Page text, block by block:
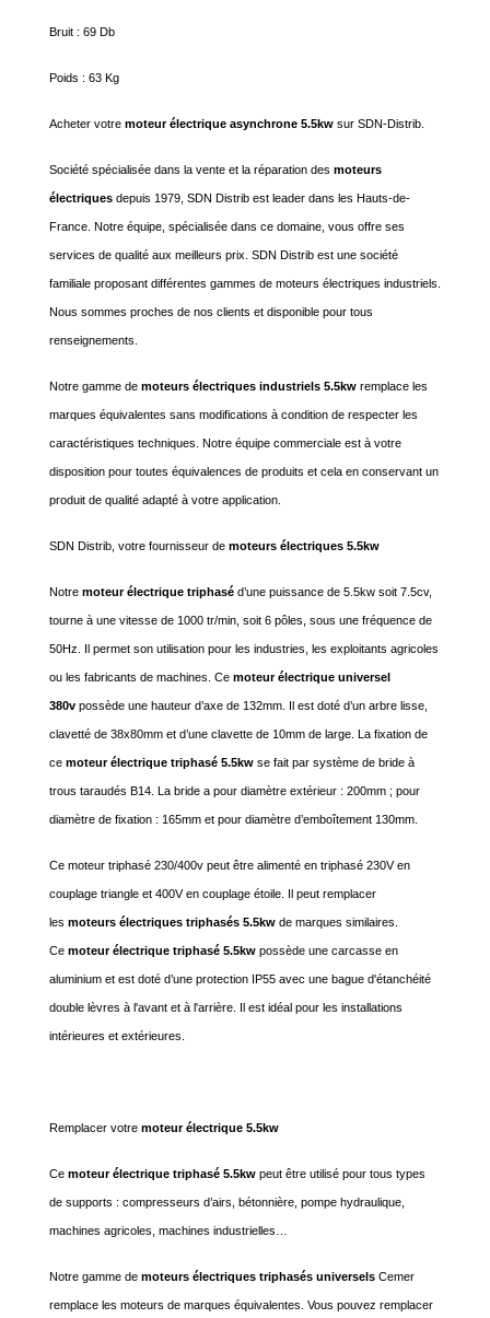
Bruit : 69 Db
Poids : 63 Kg
Acheter votre moteur électrique asynchrone 5.5kw sur SDN-Distrib.
Société spécialisée dans la vente et la réparation des moteurs
électriques depuis 1979, SDN Distrib est leader dans les Hauts-de-
France. Notre équipe, spécialisée dans ce domaine, vous offre ses
services de qualité aux meilleurs prix. SDN Distrib est une société
familiale proposant différentes gammes de moteurs électriques industriels.
Nous sommes proches de nos clients et disponible pour tous
renseignements.
Notre gamme de moteurs électriques industriels 5.5kw remplace les
marques équivalentes sans modifications à condition de respecter les
caractéristiques techniques. Notre équipe commerciale est à votre
disposition pour toutes équivalences de produits et cela en conservant un
produit de qualité adapté à votre application.
SDN Distrib, votre fournisseur de moteurs électriques 5.5kw
Notre moteur électrique triphasé d’une puissance de 5.5kw soit 7.5cv,
tourne à une vitesse de 1000 tr/min, soit 6 pôles, sous une fréquence de
50Hz. Il permet son utilisation pour les industries, les exploitants agricoles
ou les fabricants de machines. Ce moteur électrique universel
380v possède une hauteur d’axe de 132mm. Il est doté d’un arbre lisse,
clavetté de 38x80mm et d’une clavette de 10mm de large. La fixation de
ce moteur électrique triphasé 5.5kw se fait par système de bride à
trous taraudés B14. La bride a pour diamètre extérieur : 200mm ; pour
diamètre de fixation : 165mm et pour diamètre d’emboîtement 130mm.
Ce moteur triphasé 230/400v peut être alimenté en triphasé 230V en
couplage triangle et 400V en couplage étoile. Il peut remplacer
les moteurs électriques triphasés 5.5kw de marques similaires.
Ce moteur électrique triphasé 5.5kw possède une carcasse en
aluminium et est doté d’une protection IP55 avec une bague d'étanchéité
double lèvres à l'avant et à l'arrière. Il est idéal pour les installations
intérieures et extérieures.
Remplacer votre moteur électrique 5.5kw
Ce moteur électrique triphasé 5.5kw peut être utilisé pour tous types
de supports : compresseurs d’airs, bétonnière, pompe hydraulique,
machines agricoles, machines industrielles…
Notre gamme de moteurs électriques triphasés universels Cemer
remplace les moteurs de marques équivalentes. Vous pouvez remplacer